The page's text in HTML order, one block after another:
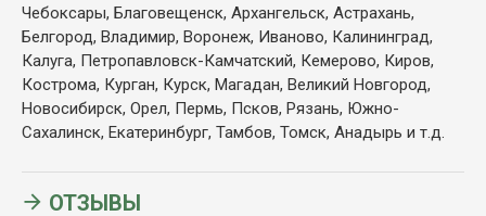
Чебоксары, Благовещенск, Архангельск, Астрахань,
Белгород, Владимир, Воронеж, Иваново, Калининград,
Калуга, Петропавловск-Камчатский, Кемерово, Киров,
Кострома, Курган, Курск, Магадан, Великий Новгород,
Новосибирск, Орел, Пермь, Псков, Рязань, Южно-
Сахалинск, Екатеринбург, Тамбов, Томск, Анадырь и т.д.
ОТЗЫВЫ